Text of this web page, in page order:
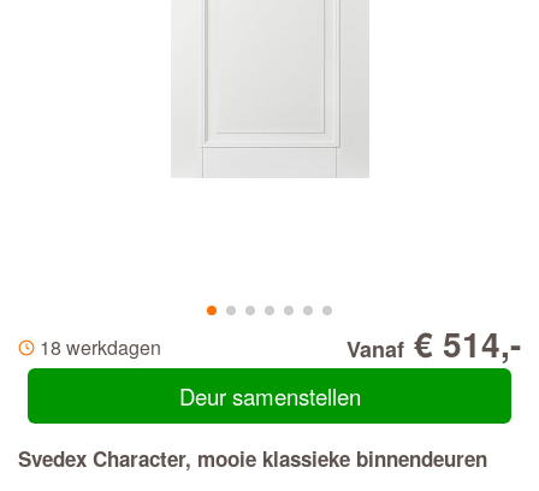
18 werkdagen Vanaf € 514,-
Deur samenstellen
Svedex Character, mooie klassieke binnendeuren